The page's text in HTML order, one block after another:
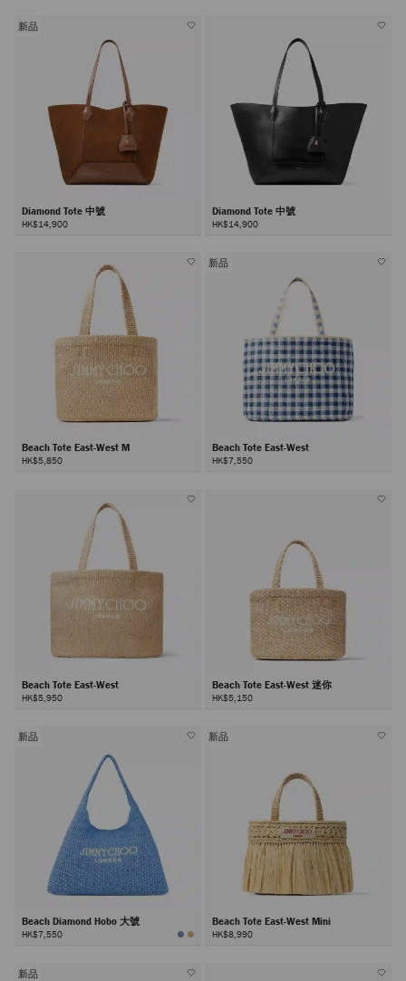
新品
Diamond Tote 中號
HK$14,900
Diamond Tote 中號
HK$14,900
Beach Tote East-West M
HK$5,850
新品
Beach Tote East-West
HK$7,550
Beach Tote East-West
HK$5,950
Beach Tote East-West 迷你
HK$5,150
新品
Beach Diamond Hobo 大號
HK$7,550
新品
Beach Tote East-West Mini
HK$8,990
新品